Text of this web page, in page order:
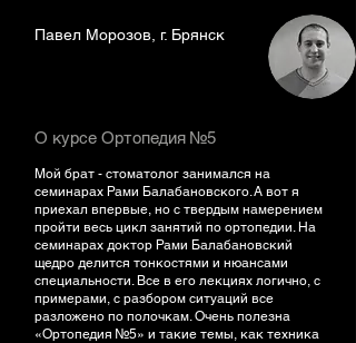
Павел Морозов, г. Брянск
О курсе Ортопедия №5
Мой брат - стоматолог занимался на
семинарах Рами Балабановского. А вот я
приехал впервые, но с твердым намерением
пройти весь цикл занятий по ортопедии. На
семинарах доктор Рами Балабановский
щедро делится тонкостями и нюансами
специальности. Все в его лекциях логично, с
примерами, с разбором ситуаций все
разложено по полочкам. Очень полезна
«Ортопедия №5» и такие темы, как техника